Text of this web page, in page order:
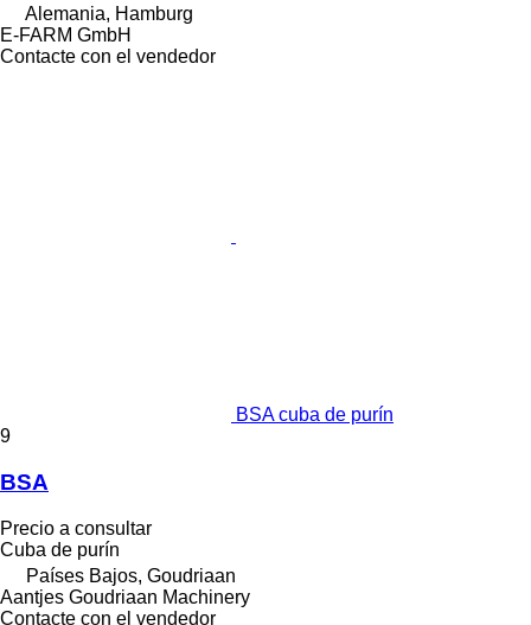
Alemania, Hamburg
E-FARM GmbH
Contacte con el vendedor
BSA cuba de purín
9
BSA
Precio a consultar
Cuba de purín
Países Bajos, Goudriaan
Aantjes Goudriaan Machinery
Contacte con el vendedor